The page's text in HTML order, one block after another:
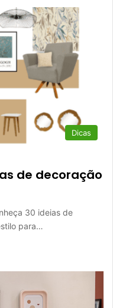
Dicas
de decoração
30 ideias de
para…